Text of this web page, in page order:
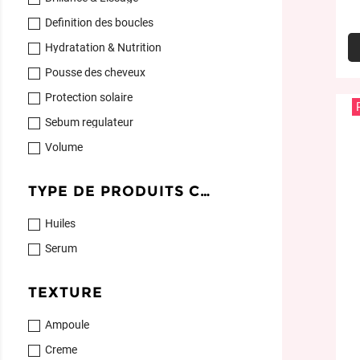
Definition des boucles
Hydratation & Nutrition
Pousse des cheveux
Protection solaire
Sebum regulateur
Volume
TYPE DE PRODUITS CHEVEUX
Huiles
Serum
TEXTURE
Ampoule
Creme